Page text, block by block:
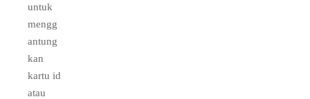
untuk
mengg
antung
kan
kartu id
atau